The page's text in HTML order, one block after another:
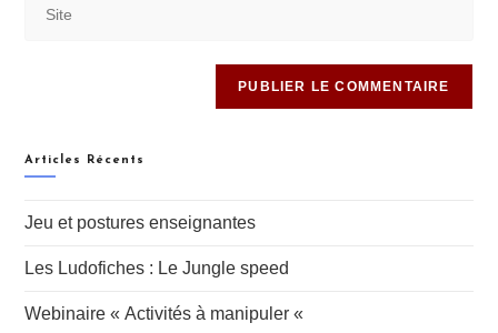
Articles Récents
Jeu et postures enseignantes
Les Ludofiches : Le Jungle speed
Webinaire « Activités à manipuler «